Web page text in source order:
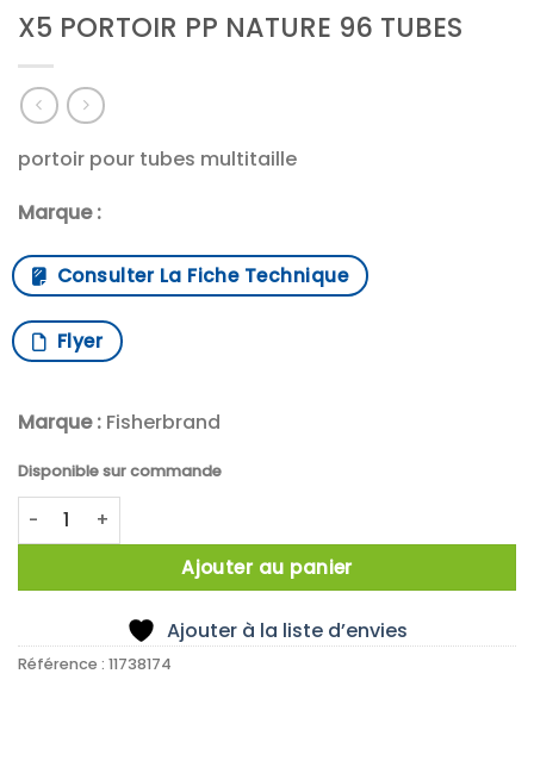
X5 PORTOIR PP NATURE 96 TUBES
portoir pour tubes multitaille
Marque :
Consulter La Fiche Technique
Flyer
Marque : Fisherbrand
Disponible sur commande
quantité de X5 PORTOIR PP NATURE 96 TUBES
Ajouter au panier
Ajouter à la liste d’envies
Référence : 11738174